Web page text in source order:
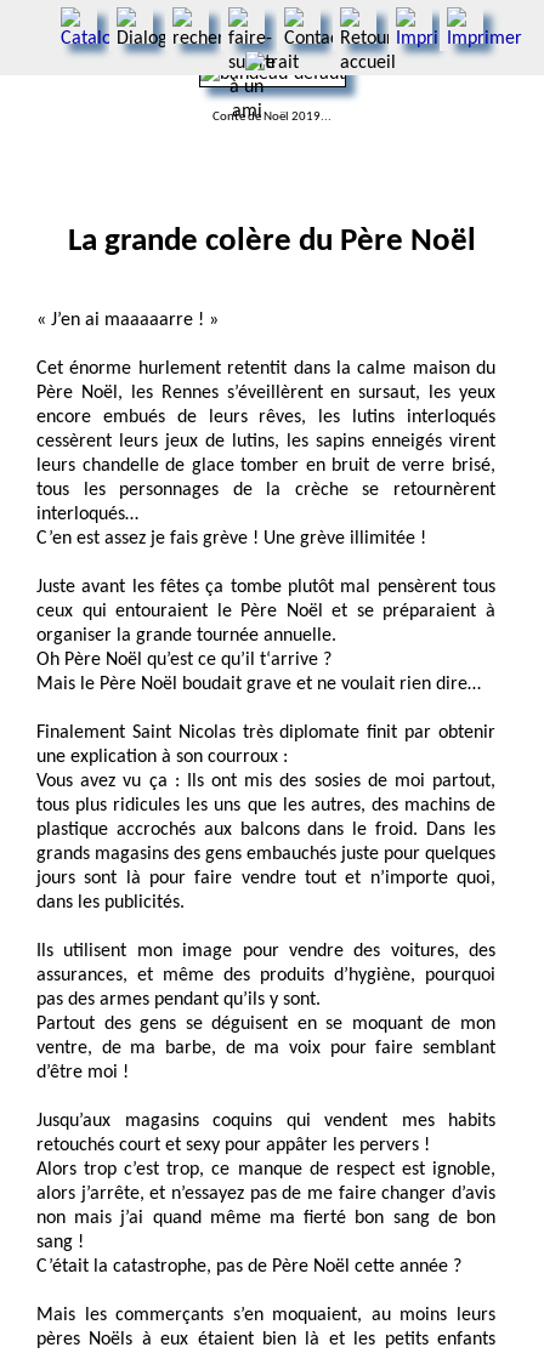
Conte de Noël 2019...
La grande colère du Père Noël
« J’en ai maaaaarre ! »
Cet énorme hurlement retentit dans la calme maison du
Père Noël, les Rennes s’éveillèrent en sursaut, les yeux
encore embués de leurs rêves, les lutins interloqués
cessèrent leurs jeux de lutins, les sapins enneigés virent
leurs chandelle de glace tomber en bruit de verre brisé,
tous les personnages de la crèche se retournèrent
interloqués…
C’en est assez je fais grève ! Une grève illimitée !
Juste avant les fêtes ça tombe plutôt mal pensèrent tous
ceux qui entouraient le Père Noël et se préparaient à
organiser la grande tournée annuelle.
Oh Père Noël qu’est ce qu’il t‘arrive ?
Mais le Père Noël boudait grave et ne voulait rien dire…
Finalement Saint Nicolas très diplomate finit par obtenir
une explication à son courroux :
Vous avez vu ça : Ils ont mis des sosies de moi partout,
tous plus ridicules les uns que les autres, des machins de
plastique accrochés aux balcons dans le froid. Dans les
grands magasins des gens embauchés juste pour quelques
jours sont là pour faire vendre tout et n’importe quoi,
dans les publicités.
Ils utilisent mon image pour vendre des voitures, des
assurances, et même des produits d’hygiène, pourquoi
pas des armes pendant qu’ils y sont.
Partout des gens se déguisent en se moquant de mon
ventre, de ma barbe, de ma voix pour faire semblant
d’être moi !
Jusqu’aux magasins coquins qui vendent mes habits
retouchés court et sexy pour appâter les pervers !
Alors trop c’est trop, ce manque de respect est ignoble,
alors j’arrête, et n’essayez pas de me faire changer d’avis
non mais j’ai quand même ma fierté bon sang de bon
sang !
C’était la catastrophe, pas de Père Noël cette année ?
Mais les commerçants s’en moquaient, au moins leurs
pères Noëls à eux étaient bien là et les petits enfants